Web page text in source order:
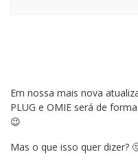
Em nossa mais nova
PLUG e OMIE será de
😉​
Mas o que isso quer dizer?